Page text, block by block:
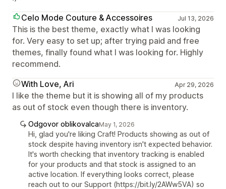
Celo Mode Couture & Accessoires
Jul 13, 2026
This is the best theme, exactly what I was looking
for. Very easy to set up; after trying paid and free
themes, finally found what I was looking for. Highly
recommend.
With Love, Ari
Apr 29, 2026
I like the theme but it is showing all of my products
as out of stock even though there is inventory.
Odgovor oblikovalcaMay 1, 2026
Hi, glad you're liking Craft! Products showing as out of
stock despite having inventory isn't expected behavior.
It's worth checking that inventory tracking is enabled
for your products and that stock is assigned to an
active location. If everything looks correct, please
reach out to our Support (https://bit.ly/2AWw5VA) so